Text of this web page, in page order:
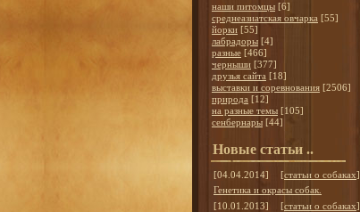
наши питомцы [6]
среднеазиатская овчарка [55]
йорки [55]
лабрадоры [4]
разные [466]
черныши [377]
друзья сайта [18]
выставки и соревнования [2506]
природа [12]
на разные темы [105]
сенбернары [44]
Новые статьи ..
[04.04.2014] [статьи о собаках]
Генетика и окрасы собак.
[10.01.2013]
[статьи о собаках]